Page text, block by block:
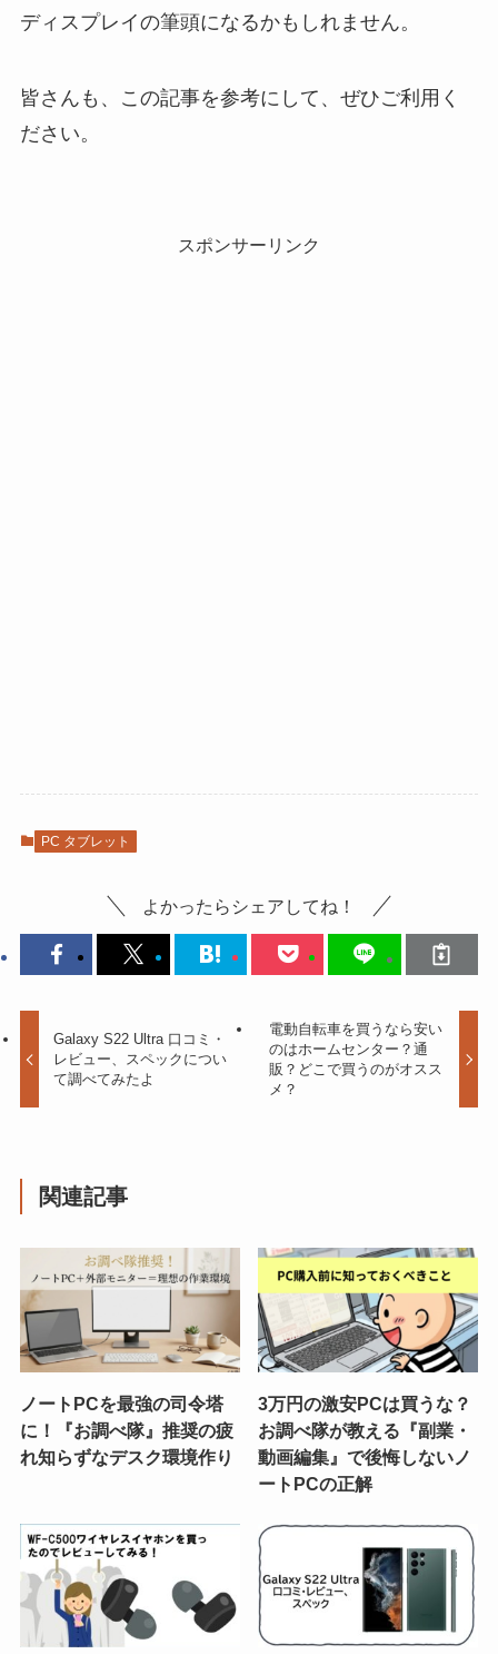
ディスプレイの筆頭になるかもしれません。
皆さんも、この記事を参考にして、ぜひご利用く
ださい。
スポンサーリンク
PC タブレット
よかったらシェアしてね！
Galaxy S22 Ultra 口コミ・
レビュー、スペックについ
て調べてみたよ
電動自転車を買うなら安い
のはホームセンター？通
販？どこで買うのがオスス
メ？
関連記事
ノートPCを最強の司令塔
に！『お調べ隊』推奨の疲
れ知らずなデスク環境作り
3万円の激安PCは買うな？
お調べ隊が教える『副業・
動画編集』で後悔しないノ
ートPCの正解